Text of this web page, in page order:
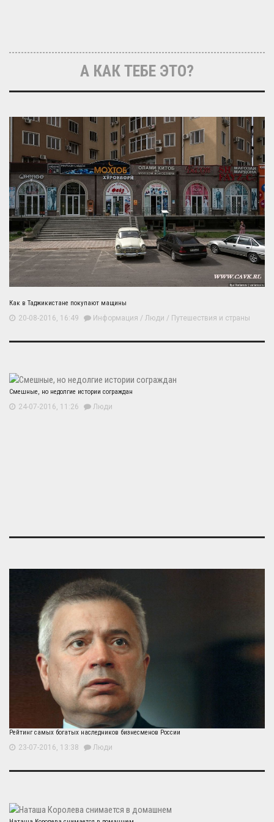
А КАК ТЕБЕ ЭТО?
Как в Таджикистане покупают мащины
20-08-2016, 16:49 Информация / Люди / Путешествия и страны
Смешные, но недолгие истории сограждан
24-07-2016, 11:26 Люди
Рейтинг самых богатых наследников бизнесменов России
23-07-2016, 13:38 Люди